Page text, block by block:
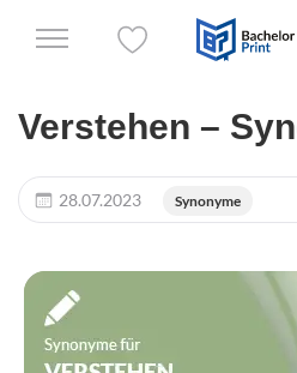
Verstehen –
28.07.2023 Synonyme